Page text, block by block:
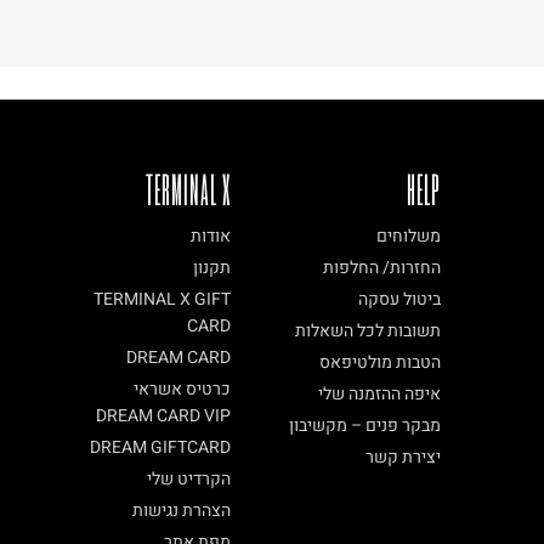
TERMINAL X
אודות
תקנון
TERMINAL X GIFT
CARD
DREAM CARD
כרטיס אשראי
DREAM CARD VIP
DREAM GIFTCARD
הקרדיט שלי
הצהרת נגישות
HELP
משלוחים
החזרות/ החלפות
ביטול עסקה
תשובות לכל השאלות
הטבות מולטיפאס
איפה ההזמנה שלי
מבקר פנים – מקשיבון
יצירת קשר